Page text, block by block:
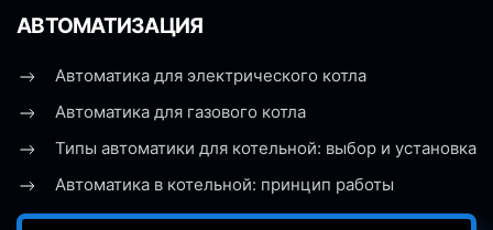
АВТОМАТИЗАЦИЯ
Автоматика для электрического котла
Автоматика для газового котла
Типы автоматики для котельной: выбор и установка
Автоматика в котельной: принцип работы